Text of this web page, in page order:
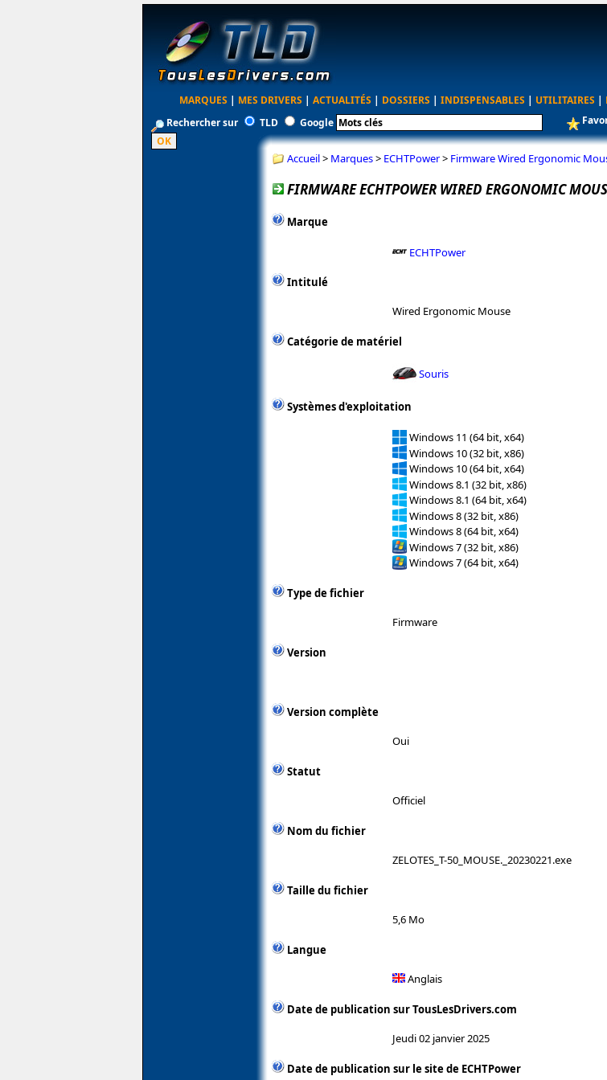
MARQUES | MES DRIVERS | ACTUALITÉS | DOSSIERS | INDISPENSABLES | UTILITAIRES |
Rechercher sur
TLD Google
Accueil> Marques> ECHTPower> Firmware Wired Ergonomic
FIRMWARE ECHTPOWER WIRED ERGONOMIC
Marque
ECHTPower
Intitulé
Wired Ergonomic Mouse
Catégorie de matériel
Souris
Systèmes d'exploitation
Windows 11 (64 bit, x64)
Windows 10 (32 bit, x86)
Windows 10 (64 bit, x64)
Windows 8.1 (32 bit, x86)
Windows 8.1 (64 bit, x64)
Windows 8 (32 bit, x86)
Windows 8 (64 bit, x64)
Windows 7 (32 bit, x86)
Windows 7 (64 bit, x64)
Type de fichier
Firmware
Version
Version complète
Oui
Statut
Officiel
Nom du fichier
ZELOTES_T-50_MOUSE._20230221.exe
Taille du fichier
5,6 Mo
Langue
Anglais
Date de publication sur TousLesDrivers.com
Jeudi 02 janvier 2025
Date de publication sur le site de ECHTPower